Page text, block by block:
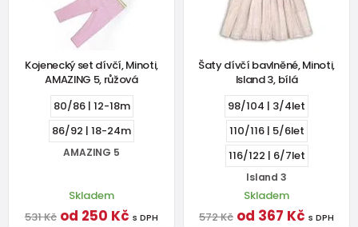
Kojenecký set dívčí, Minoti,
AMAZING 5, růžová
80/86 | 12-18m
86/92 | 18-24m
AMAZING 5
Skladem
531 Kč od 250 Kč s DPH
Šaty dívčí bavlněné, Minoti,
Island 3, bílá
98/104 | 3/4let
110/116 | 5/6let
116/122 | 6/7let
Island 3
Skladem
572 Kč od 367 Kč s DPH